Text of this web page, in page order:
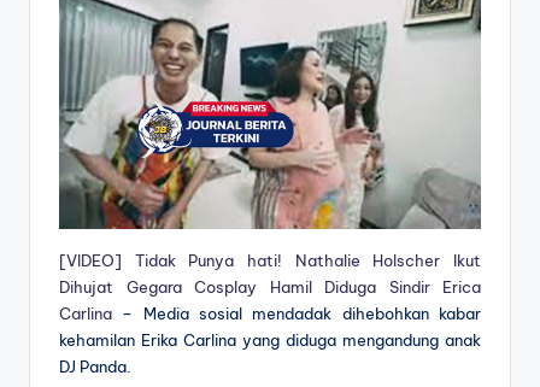
[VIDEO] Tidak Punya hati! Nathalie Holscher Ikut
Dihujat Gegara Cosplay Hamil Diduga Sindir Erica
Carlina – Media sosial mendadak dihebohkan kabar
kehamilan Erika Carlina yang diduga mengandung anak
DJ Panda.